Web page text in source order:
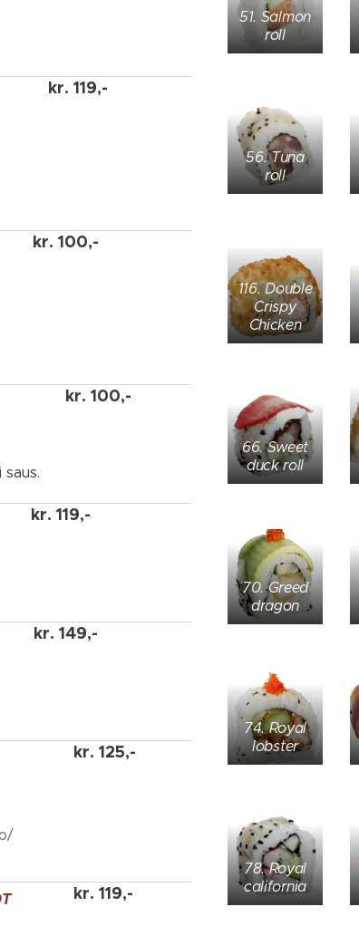
kr. 119,-
kr. 100,-
saus.
kr. 100,-
kr. 119,-
kr. 149,-
kr. 125,-
kr. 119,-
51. Salmon
roll
56. Tuna
roll
116. Double
Crispy
Chicken
66. Sweet
duck roll
70. Greed
dragon
74. Royal
lobster
78. Royal
california